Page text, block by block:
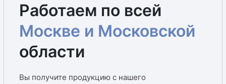
Работаем по всей
Москве и Московской
области
Вы получите продукцию с нашего